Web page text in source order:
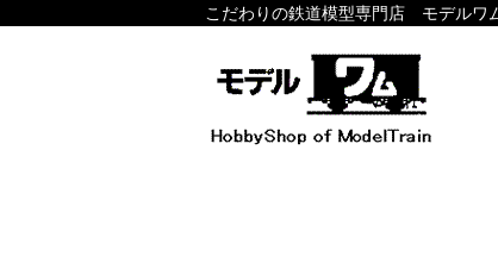
こだわりの鉄道模型専門店 モデルワ